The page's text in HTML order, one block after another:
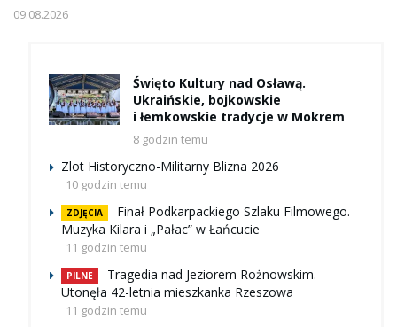
09.08.2026
Święto Kultury nad Osławą.
Ukraińskie, bojkowskie
i łemkowskie tradycje w Mokrem
8 godzin temu
Zlot Historyczno-Militarny Blizna 2026
10 godzin temu
ZDJĘCIA
Finał Podkarpackiego Szlaku Filmowego.
Muzyka Kilara i „Pałac” w Łańcucie
11 godzin temu
PILNE
Tragedia nad Jeziorem Rożnowskim.
Utonęła 42-letnia mieszkanka Rzeszowa
11 godzin temu